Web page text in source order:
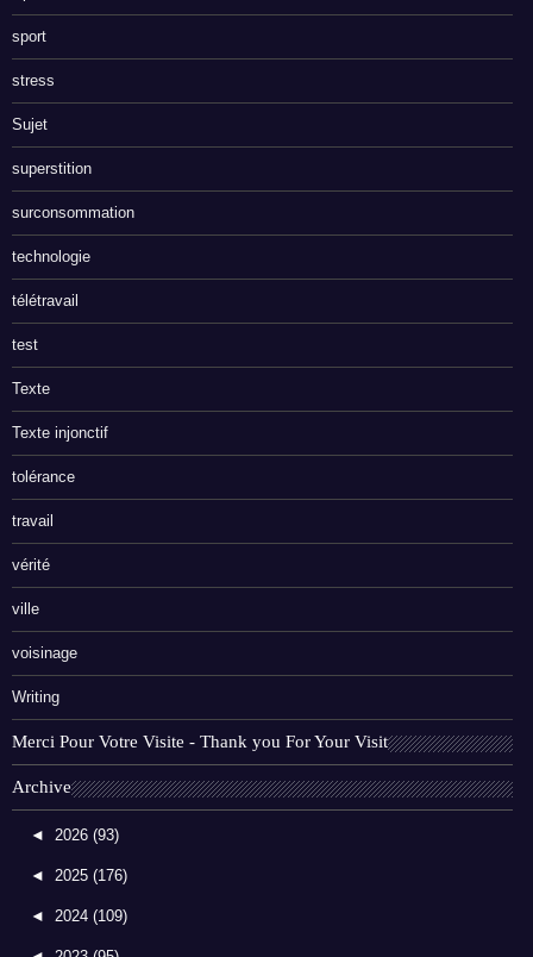
sport
stress
Sujet
superstition
surconsommation
technologie
télétravail
test
Texte
Texte injonctif
tolérance
travail
vérité
ville
voisinage
Writing
Merci Pour Votre Visite - Thank you For Your Visit
Archive
◄ 2026 (93)
◄ 2025 (176)
◄ 2024 (109)